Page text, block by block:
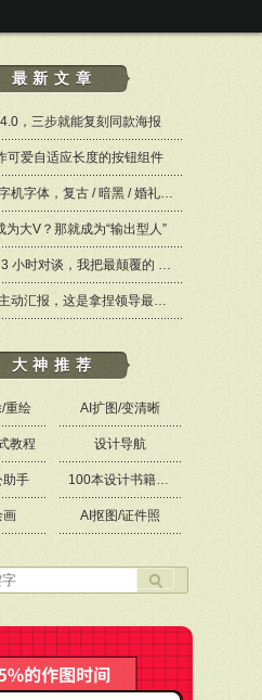
最新文章
，三步就能复刻同款海报
可爱自适应长度的按钮组件
这款万能打字机字体，复古 / 暗黑 / 婚礼设计都能 hold 住 ——Merchant Ledger
为大V？那就成为“输出型人”
刷完纳瓦尔 3 小时对谈，我把最颠覆的 8 个观点整理成笔记，这些思维也适用于设计师
设计师要懂主动汇报，这是拿捏领导最好的方式
大神推荐
重绘 AI扩图/变清晰
教程 设计导航
助手 100本设计书籍PDF
画 AI抠图/证件照